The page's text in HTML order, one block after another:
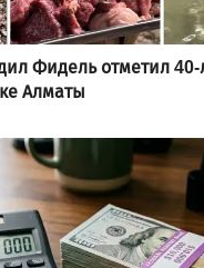
Фидель отметил 40-
Алматы